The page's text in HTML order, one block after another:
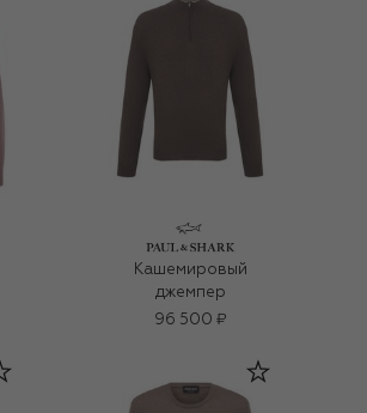
Кашемировый
джемпер
96 500 ₽